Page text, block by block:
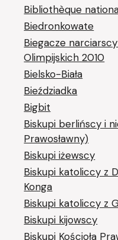
Bibliothèque
Biedronkowate
Biegacze
Olimpijskich 2010
Bielsko-Biała
Bieździadka
Bigbit
Biskupi berlińscy i
Prawosławny)
Biskupi iżewscy
Biskupi katoliccy z
Konga
Biskupi katoliccy z
Biskupi kijowscy
Biskupi Kościoła